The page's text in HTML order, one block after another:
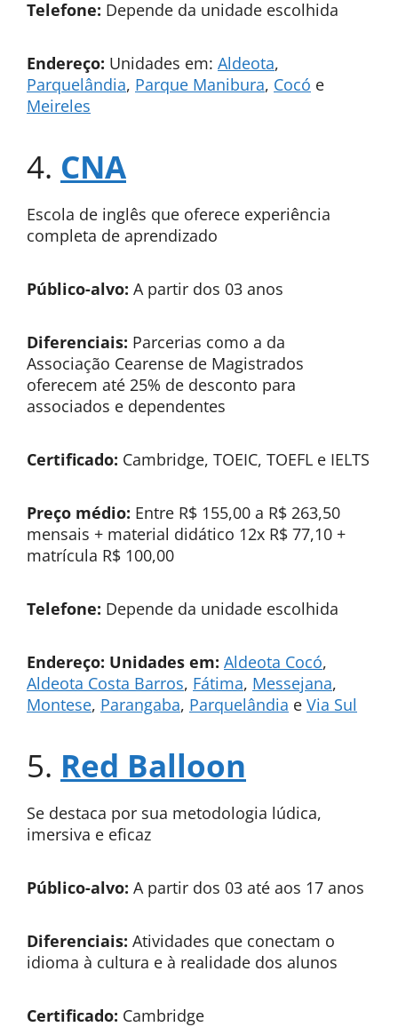
Telefone: Depende da unidade escolhida
Endereço: Unidades em: Aldeota,
Parquelândia, Parque Manibura, Cocó e
Meireles
4. CNA
Escola de inglês que oferece experiência
completa de aprendizado
Público-alvo: A partir dos 03 anos
Diferenciais: Parcerias como a da
Associação Cearense de Magistrados
oferecem até 25% de desconto para
associados e dependentes
Certificado: Cambridge, TOEIC, TOEFL e IELTS
Preço médio: Entre R$ 155,00 a R$ 263,50
mensais + material didático 12x R$ 77,10 +
matrícula R$ 100,00
Telefone: Depende da unidade escolhida
Endereço: Unidades em: Aldeota Cocó,
Aldeota Costa Barros, Fátima, Messejana,
Montese, Parangaba, Parquelândia e Via Sul
5. Red Balloon
Se destaca por sua metodologia lúdica,
imersiva e eficaz
Público-alvo: A partir dos 03 até aos 17 anos
Diferenciais: Atividades que conectam o
idioma à cultura e à realidade dos alunos
Certificado: Cambridge